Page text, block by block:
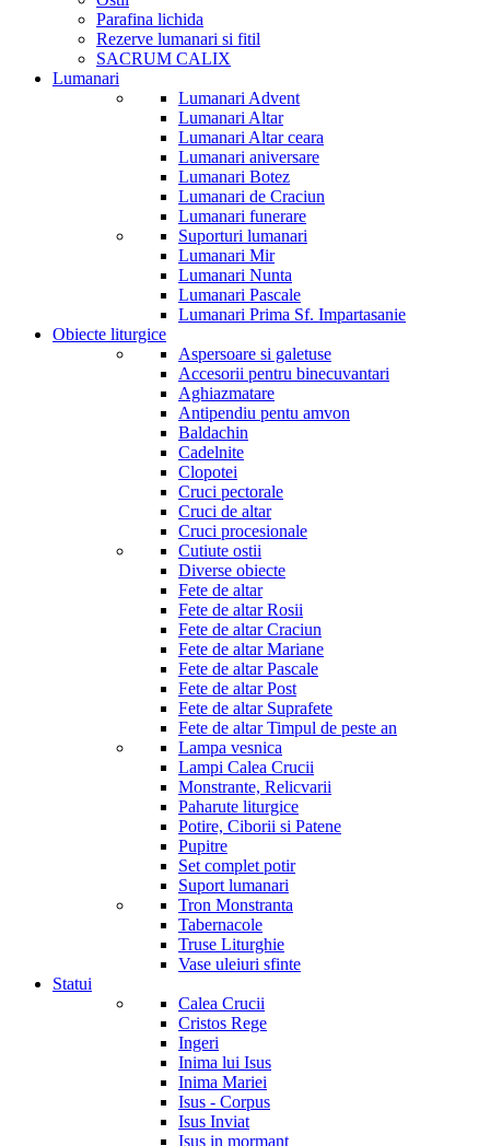
Parafina lichida
Rezerve lumanari si fitil
SACRUM CALIX
Lumanari
Lumanari Advent
Lumanari Altar
Lumanari Altar ceara
Lumanari aniversare
Lumanari Botez
Lumanari de Craciun
Lumanari funerare
Suporturi lumanari
Lumanari Mir
Lumanari Nunta
Lumanari Pascale
Lumanari Prima Sf. Impartasanie
Obiecte liturgice
Aspersoare si galetuse
Accesorii pentru binecuvantari
Aghiazmatare
Antipendiu pentu amvon
Baldachin
Cadelnite
Clopotei
Cruci pectorale
Cruci de altar
Cruci procesionale
Cutiute ostii
Diverse obiecte
Fete de altar
Fete de altar Rosii
Fete de altar Craciun
Fete de altar Mariane
Fete de altar Pascale
Fete de altar Post
Fete de altar Suprafete
Fete de altar Timpul de peste an
Lampa vesnica
Lampi Calea Crucii
Monstrante, Relicvarii
Paharute liturgice
Potire, Ciborii si Patene
Pupitre
Set complet potir
Suport lumanari
Tron Monstranta
Tabernacole
Truse Liturghie
Vase uleiuri sfinte
Statui
Calea Crucii
Cristos Rege
Ingeri
Inima lui Isus
Inima Mariei
Isus - Corpus
Isus Inviat
Isus in mormant